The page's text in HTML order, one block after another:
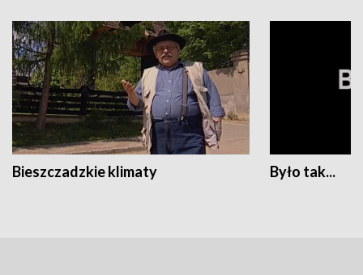
Bieszczadzkie klimaty Było tak...